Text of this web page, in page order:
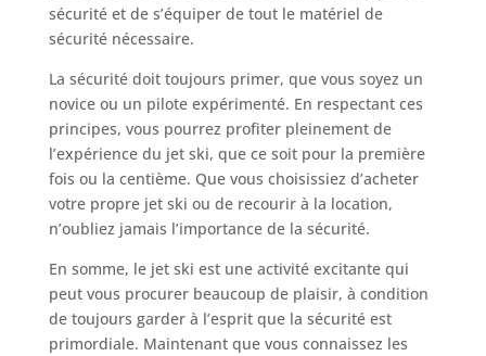
sécurité et de s’équiper de tout le matériel de
sécurité nécessaire.
La sécurité doit toujours primer, que vous soyez un
novice ou un pilote expérimenté. En respectant ces
principes, vous pourrez profiter pleinement de
l’expérience du jet ski, que ce soit pour la première
fois ou la centième. Que vous choisissiez d’acheter
votre propre jet ski ou de recourir à la location,
n’oubliez jamais l’importance de la sécurité.
En somme, le jet ski est une activité excitante qui
peut vous procurer beaucoup de plaisir, à condition
de toujours garder à l’esprit que la sécurité est
primordiale. Maintenant que vous connaissez les